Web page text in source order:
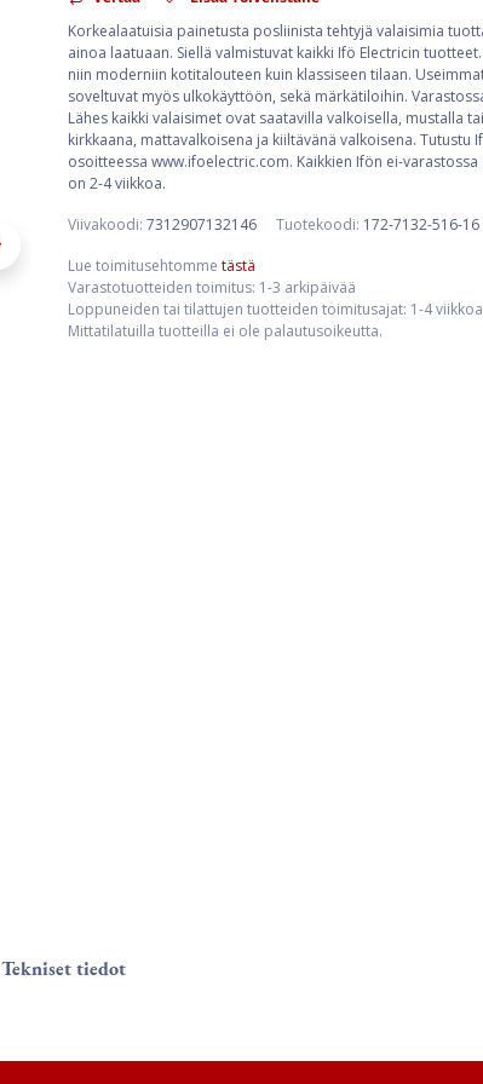
Korkealaatuisia painetusta posliinista tehtyjä valaisimia
ainoa laatuaan. Siellä valmistuvat kaikki Ifö Electricin
niin moderniin kotitalouteen kuin klassiseen tilaan.
soveltuvat myös ulkokäyttöön, sekä märkätiloihin.
Lähes kaikki valaisimet ovat saatavilla valkoisella, mustalla
kirkkaana, mattavalkoisena ja kiiltävänä valkoisena. Tutustu
osoitteessa www.ifoelectric.com. Kaikkien Ifön ei-
on 2-4 viikkoa.
Viivakoodi: 7312907132146 Tuotekoodi: 172-7132-516-16
Lue toimitusehtomme tästä
Varastotuotteiden toimitus: 1-3 arkipäivää
Loppuneiden tai tilattujen tuotteiden toimitusajat: 1-4 viikkoa
Mittatilatuilla tuotteilla ei ole palautusoikeutta.
Tekniset tiedot